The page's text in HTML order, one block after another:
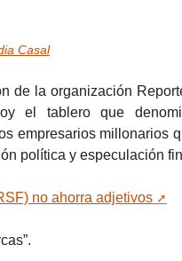
Casal
de la organización
el tablero que
empresarios millonarios
política y especulación
no ahorra adjetivos